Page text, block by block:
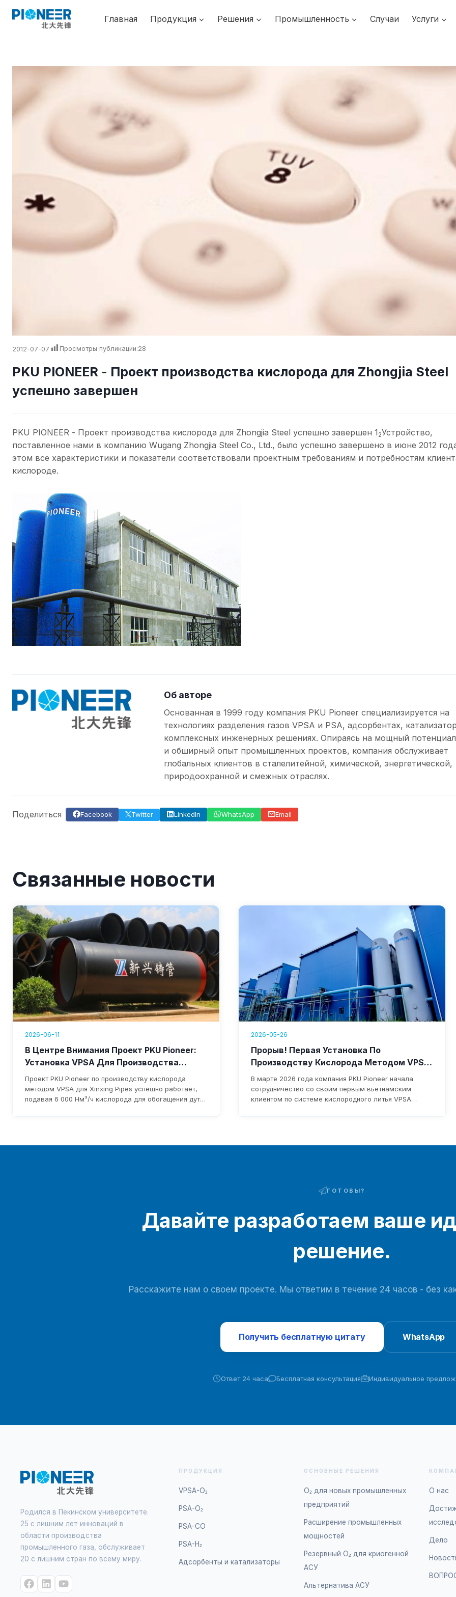
содержимому
Главная Продукция Решения Промышленность Случаи Услуги
2012-07-07 Просмотры публикации:28
PKU PIONEER - Проект производства кислорода для Zhongjia Steel
успешно завершен
PKU PIONEER - Проект производства кислорода для Zhongjia Steel успешно завершен 1 2Устройство,
поставленное нами в компанию Wugang Zhongjia Steel Co., Ltd., было успешно завершено в июне 2012
этом все характеристики и показатели соответствовали проектным требованиям и потребностям
кислороде.
Об авторе
Основанная в 1999 году компания PKU Pioneer специализируется на
технологиях разделения газов VPSA и PSA, адсорбентах,
комплексных инженерных решениях. Опираясь на мощный
и обширный опыт промышленных проектов, компания обслуживает
глобальных клиентов в сталелитейной, химической, энергетической,
природоохранной и смежных отраслях.
Поделиться Facebook Twitter LinkedIn WhatsApp Email
Связанные новости
2026-06-11
В Центре Внимания Проект PKU Pioneer:
Установка VPSA Для Производства
Кислорода Для Xinxing Pipes Запущена В
Эксплуатацию И Приносит Более 1,76 Млн
Долларов США Годового Дохода
Проект PKU Pioneer по производству кислорода
методом VPSA для Xinxing Pipes успешно работает,
подавая 6 000 Нм³/ч кислорода для обогащения дутья
2026-05-26
Прорыв! Первая Установка По
Производству Кислорода Методом VPSA
Компании PKU Pioneer Приземлилась Во
Вьетнаме.
В марте 2026 года компания PKU Pioneer начала
сотрудничество со своим первым вьетнамским
клиентом по системе кислородного литья VPSA
ГОТОВЫ?
Давайте разработаем ваше
решение.
Расскажите нам о своем проекте. Мы ответим в течение 24 часов - без
Получить бесплатную цитату WhatsApp
Ответ 24 часа Бесплатная консультация Индивидуальное
Родился в Пекинском университете.
25 с лишним лет инноваций в
области производства
промышленного газа, обслуживает
20 с лишним стран по всему миру.
ПРОДУКЦИЯ
VPSA-O₂
PSA-O₂
PSA-CO
PSA-H₂
Адсорбенты и катализаторы
ОСНОВНЫЕ РЕШЕНИЯ
O₂ для новых промышленных
предприятий
Расширение промышленных
мощностей
Резервный O₂ для криогенной
АСУ
Альтернатива АСУ
О нас
Дело